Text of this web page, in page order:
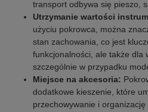
transport odbywa się pieszo,
Utrzymanie wartości
użyciu pokrowca, można
stan zachowania, co jest
funkcjonalności, ale także dla
szczególnie w przypadku
Miejsce na akcesoria:
dodatkowe kieszenie, które
przechowywanie i